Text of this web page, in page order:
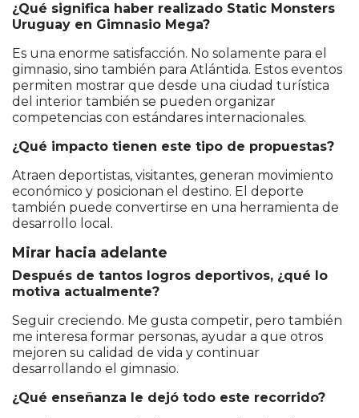
¿Qué significa haber realizado Static Monsters
Uruguay en Gimnasio Mega?
Es una enorme satisfacción. No solamente para el
gimnasio, sino también para Atlántida. Estos eventos
permiten mostrar que desde una ciudad turística
del interior también se pueden organizar
competencias con estándares internacionales.
¿Qué impacto tienen este tipo de propuestas?
Atraen deportistas, visitantes, generan movimiento
económico y posicionan el destino. El deporte
también puede convertirse en una herramienta de
desarrollo local.
Mirar hacia adelante
Después de tantos logros deportivos, ¿qué lo
motiva actualmente?
Seguir creciendo. Me gusta competir, pero también
me interesa formar personas, ayudar a que otros
mejoren su calidad de vida y continuar
desarrollando el gimnasio.
¿Qué enseñanza le dejó todo este recorrido?